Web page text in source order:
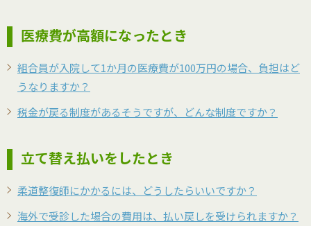
医療費が高額になったとき
組合員が入院して1か月の医療費が100万円の場合、負担はど
うなりますか？
税金が戻る制度があるそうですが、どんな制度ですか？
立て替え払いをしたとき
柔道整復師にかかるには、どうしたらいいですか？
海外で受診した場合の費用は、払い戻しを受けられますか？